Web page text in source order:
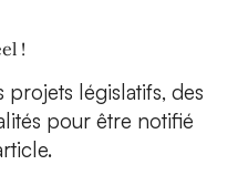
!
projets législatifs, des
pour être notifié